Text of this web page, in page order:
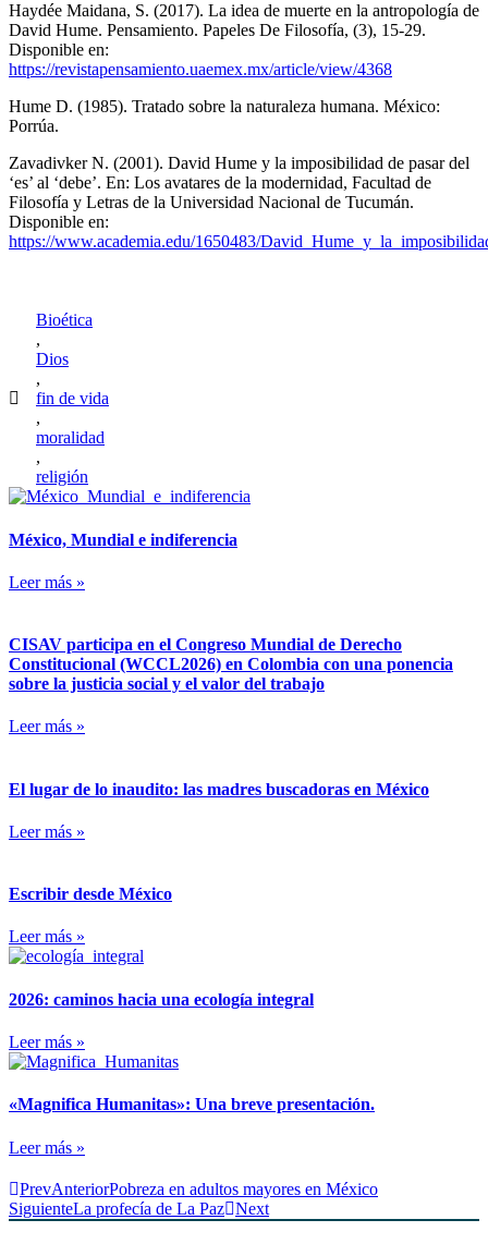
Haydée Maidana, S. (2017). La idea de muerte en la antropología de
David Hume. Pensamiento. Papeles De Filosofía, (3), 15-29.
Disponible en:
https://revistapensamiento.uaemex.mx/article/view/4368
Hume D. (1985). Tratado sobre la naturaleza humana. México:
Porrúa.
Zavadivker N. (2001). David Hume y la imposibilidad de pasar del
‘es’ al ‘debe’. En: Los avatares de la modernidad, Facultad de
Filosofía y Letras de la Universidad Nacional de Tucumán.
Disponible en:
https://www.academia.edu/1650483/
Bioética
,
Dios
,
fin de vida
,
moralidad
,
religión
México, Mundial e indiferencia
Leer más »
CISAV participa en el Congreso Mundial de Derecho
Constitucional (WCCL2026) en Colombia con una ponencia
sobre la justicia social y el valor del trabajo
Leer más »
El lugar de lo inaudito: las madres buscadoras en México
Leer más »
Escribir desde México
Leer más »
2026: caminos hacia una ecología integral
Leer más »
«Magnifica Humanitas»: Una breve presentación.
Leer más »
PrevAnteriorPobreza en adultos mayores en México
SiguienteLa profecía de La Paz Next